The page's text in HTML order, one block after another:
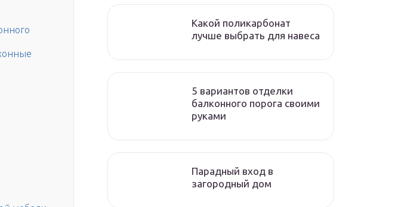
Какой поликарбонат
лучше выбрать для навеса
5 вариантов отделки
балконного порога своими
руками
Парадный вход в
загородный дом